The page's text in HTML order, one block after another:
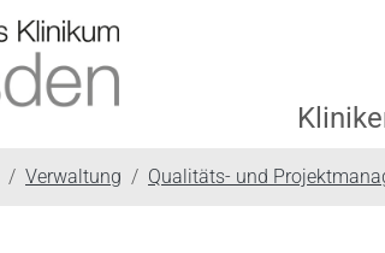
Verwaltung Qualitäts- und